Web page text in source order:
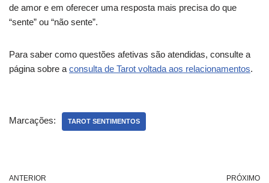
de amor e em oferecer uma resposta mais precisa do que
“sente” ou “não sente”.
Para saber como questões afetivas são atendidas, consulte a
página sobre a consulta de Tarot voltada aos relacionamentos.
Marcações: TAROT SENTIMENTOS
ANTERIOR PRÓXIMO